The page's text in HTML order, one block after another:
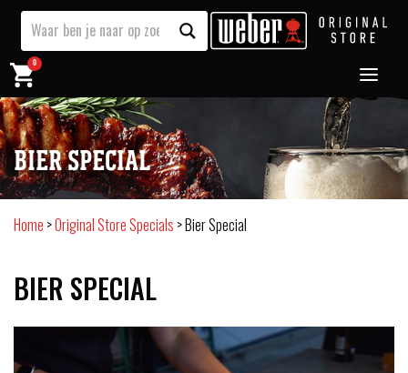
0
BIER SPECIAL
Home >Original Store Specials >Bier Special
BIER SPECIAL